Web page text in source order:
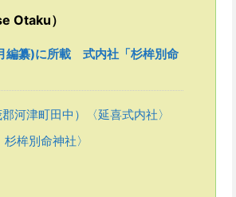
Otaku）
編纂)に所載 式内社「杉桙別命
河津町田中）〈延喜式内社〉
桙別命神社〉